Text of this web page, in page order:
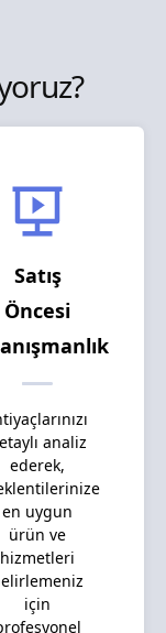
Satış
Öncesi
analiz
ederek,
en uygun
ürün ve
hizmetleri
için